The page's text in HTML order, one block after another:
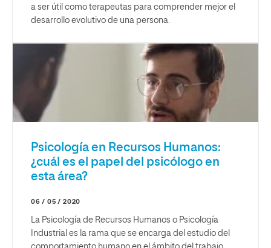
a ser útil como terapeutas para comprender mejor el
desarrollo evolutivo de una persona.
Psicología en Recursos Humanos:
¿cuál es el papel del psicólogo en
esta área?
06 / 05 / 2020
La Psicología de Recursos Humanos o Psicología
Industrial es la rama que se encarga del estudio del